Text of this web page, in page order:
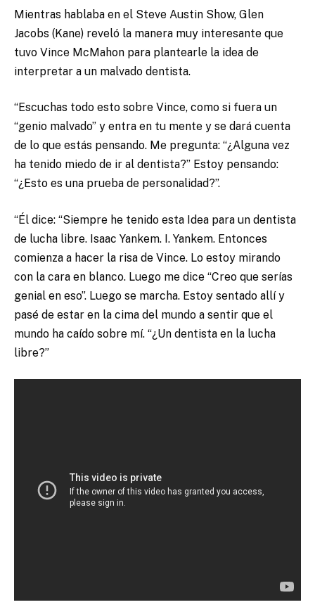
Mientras hablaba en el Steve Austin Show, Glen
Jacobs (Kane) reveló la manera muy interesante que
tuvo Vince McMahon para plantearle la idea de
interpretar a un malvado dentista.
“Escuchas todo esto sobre Vince, como si fuera un
“genio malvado” y entra en tu mente y se dará cuenta
de lo que estás pensando. Me pregunta: “¿Alguna vez
ha tenido miedo de ir al dentista?” Estoy pensando:
“¿Esto es una prueba de personalidad?”.
“Él dice: “Siempre he tenido esta Idea para un dentista
de lucha libre. Isaac Yankem. I. Yankem. Entonces
comienza a hacer la risa de Vince. Lo estoy mirando
con la cara en blanco. Luego me dice “Creo que serías
genial en eso”. Luego se marcha. Estoy sentado allí y
pasé de estar en la cima del mundo a sentir que el
mundo ha caído sobre mí. “¿Un dentista en la lucha
libre?”